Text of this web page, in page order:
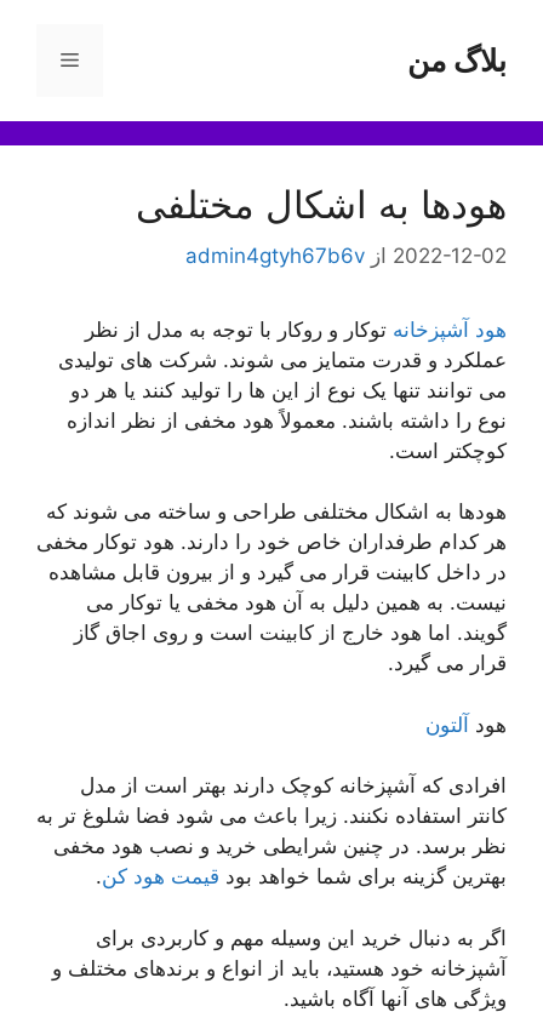
محتوابلاگ من فهرست
هودها به اشکال مختلفی
2022-12-02 از admin4gtyh67b6v
هود آشپزخانه توکار و روکار با توجه به مدل از نظر
عملکرد و قدرت متمایز می شوند. شرکت های تولیدی
می توانند تنها یک نوع از این ها را تولید کنند یا هر دو
نوع را داشته باشند. معمولاً هود مخفی از نظر اندازه
کوچکتر است.
هودها به اشکال مختلفی طراحی و ساخته می شوند که
هر کدام طرفداران خاص خود را دارند. هود توکار مخفی
در داخل کابینت قرار می گیرد و از بیرون قابل مشاهده
نیست. به همین دلیل به آن هود مخفی یا توکار می
گویند. اما هود خارج از کابینت است و روی اجاق گاز
قرار می گیرد.
هود آلتون
افرادی که آشپزخانه کوچک دارند بهتر است از مدل
کانتر استفاده نکنند. زیرا باعث می شود فضا شلوغ تر به
نظر برسد. در چنین شرایطی خرید و نصب هود مخفی
بهترین گزینه برای شما خواهد بود قیمت هود کن.
اگر به دنبال خرید این وسیله مهم و کاربردی برای
آشپزخانه خود هستید، باید از انواع و برندهای مختلف و
ویژگی های آنها آگاه باشید.